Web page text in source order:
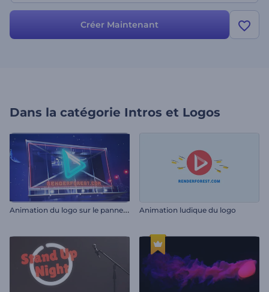
adorable intro !
Créer Maintenant
Dans la catégorie Intros et Logos
A
nimation du logo sur le panneau d'affichage Animation ludique du logo